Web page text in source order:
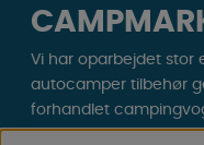
Vi har oparbejdet stor
autocamper tilbehør
forhandlet
reservedele og